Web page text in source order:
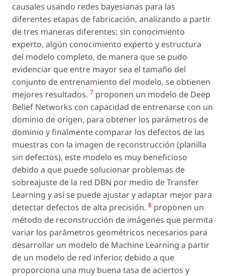
causales usando redes bayesianas para las
diferentes etapas de fabricación, analizando a partir
de tres maneras diferentes: sin conocimiento
experto, algún conocimiento experto y estructura
del modelo completo, de manera que se pudo
evidenciar que entre mayor sea el tamaño del
conjunto de entrenamiento del modelo, se obtienen
mejores resultados. 7 proponen un modelo de Deep
Belief Networks con capacidad de entrenarse con un
dominio de origen, para obtener los parámetros de
dominio y finalmente comparar los defectos de las
muestras con la imagen de reconstrucción (planilla
sin defectos), este modelo es muy beneficioso
debido a que puede solucionar problemas de
sobreajuste de la red DBN por medio de Transfer
Learning y así se puede ajustar y adaptar mejor para
detectar defectos de alta precisión. 8 proponen un
método de reconstrucción de imágenes que permita
variar los parámetros geométricos necesarios para
desarrollar un modelo de Machine Learning a partir
de un modelo de red inferior, debido a que
proporciona una muy buena tasa de aciertos y